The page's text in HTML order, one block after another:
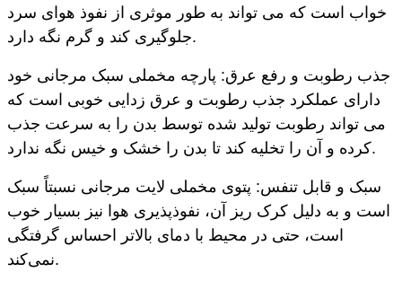
خواب است که می تواند به طور موثری از نفوذ هوای سرد
جلوگیری کند و گرم نگه دارد.
جذب رطوبت و رفع عرق: پارچه مخملی سبک مرجانی خود
دارای عملکرد جذب رطوبت و عرق زدایی خوبی است که
می تواند رطوبت تولید شده توسط بدن را به سرعت جذب
کرده و آن را تخلیه کند تا بدن را خشک و خیس نگه ندارد.
سبک و قابل تنفس: پتوی مخملی لایت مرجانی نسبتاً سبک
است و به دلیل کرک ریز آن، نفوذپذیری هوا نیز بسیار خوب
است، حتی در محیط با دمای بالاتر احساس گرفتگی
نمی‌کند.